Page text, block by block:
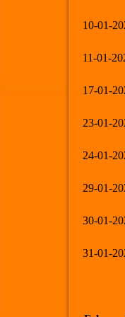
10-01-
11-01-
17-01-
23-01-
24-01-
29-01-
30-01-
31-01-